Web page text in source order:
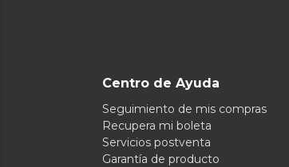
Centro de Ayuda
Seguimiento de mis compras
Recupera mi boleta
Servicios postventa
Garantía de producto